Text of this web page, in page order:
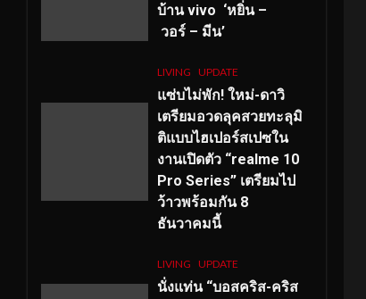
บ้าน vivo ‘หยิ่น –
วอร์ – มีน’
LIVING UPDATE
แซ่บไม่พัก! ใหม่-ดาวิ
เตรียมอวดลุคสวยทะลุมิ
ติแบบไฮเปอร์สเปซใน
งานเปิดตัว “realme 10
Pro Series” เตรียมไป
ว้าวพร้อมกัน 8
ธันวาคมนี้
LIVING UPDATE
นั่งแท่น “บอสคริส-คริส